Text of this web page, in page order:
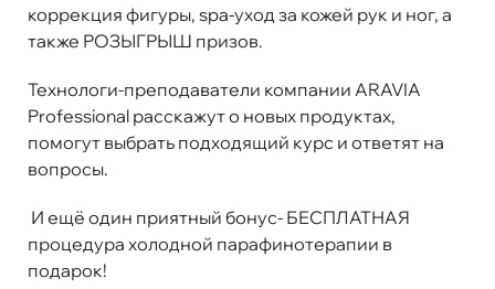
коррекция фигуры, spa-уход за кожей рук и ног, а
также РОЗЫГРЫШ призов.
Технологи-преподаватели компании ARAVIA
Professional расскажут о новых продуктах,
помогут выбрать подходящий курс и ответят на
вопросы.
И ещё один приятный бонус- БЕСПЛАТНАЯ
процедура холодной парафинотерапии в
подарок!